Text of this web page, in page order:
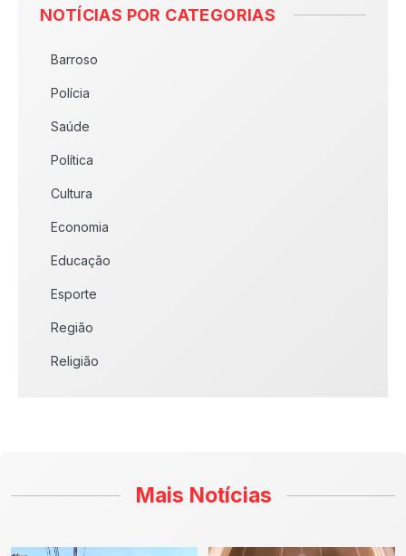
NOTÍCIAS POR CATEGORIAS
Barroso
Polícia
Saúde
Política
Cultura
Economia
Educação
Esporte
Região
Religião
Mais Notícias